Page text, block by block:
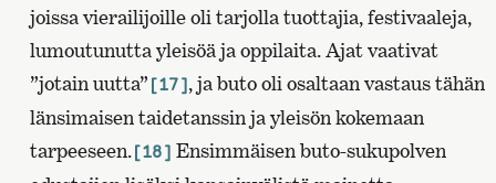
joissa vierailijoille oli tarjolla tuottajia, festivaaleja,
lumoutunutta yleisöä ja oppilaita. Ajat vaativat
”jotain uutta” [17], ja buto oli osaltaan vastaus tähän
länsimaisen taidetanssin ja yleisön kokemaan
tarpeeseen.[18] Ensimmäisen buto-sukupolven